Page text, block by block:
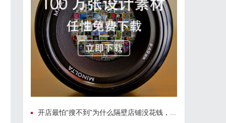
开店最怕“搜不到”为什么隔壁店铺没花钱，ai却天天给他免费派单？